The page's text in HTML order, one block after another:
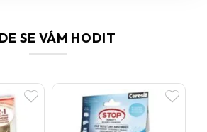
SE VÁM HODIT